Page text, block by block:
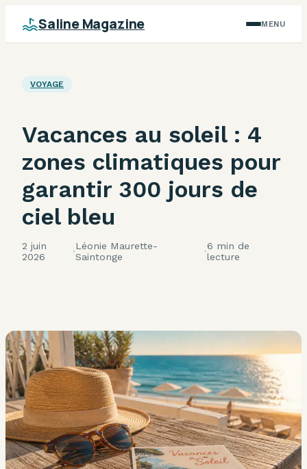
Saline Magazine MENU
VOYAGE
Vacances au soleil : 4
zones climatiques pour
garantir 300 jours de
ciel bleu
2 juin
2026
·Léonie Maurette-
Saintonge
·6 min de
lecture